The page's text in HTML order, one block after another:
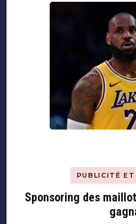
PUBLICITÉ
Sponsoring des